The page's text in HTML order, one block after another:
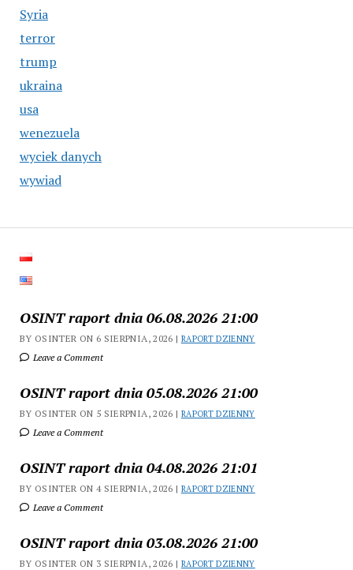
Syria
terror
trump
ukraina
usa
wenezuela
wyciek danych
wywiad
OSINT raport dnia 06.08.2026 21:00
BY OSINTER ON 6 SIERPNIA, 2026 | RAPORT DZIENNY
Leave a Comment
OSINT raport dnia 05.08.2026 21:00
BY OSINTER ON 5 SIERPNIA, 2026 | RAPORT DZIENNY
Leave a Comment
OSINT raport dnia 04.08.2026 21:01
BY OSINTER ON 4 SIERPNIA, 2026 | RAPORT DZIENNY
Leave a Comment
OSINT raport dnia 03.08.2026 21:00
BY OSINTER ON 3 SIERPNIA, 2026 | RAPORT DZIENNY